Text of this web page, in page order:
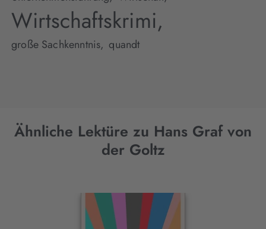
Wirtschaftskrimi,
große Sachkenntnis, quandt
Ähnliche Lektüre zu Hans Graf von
der Goltz